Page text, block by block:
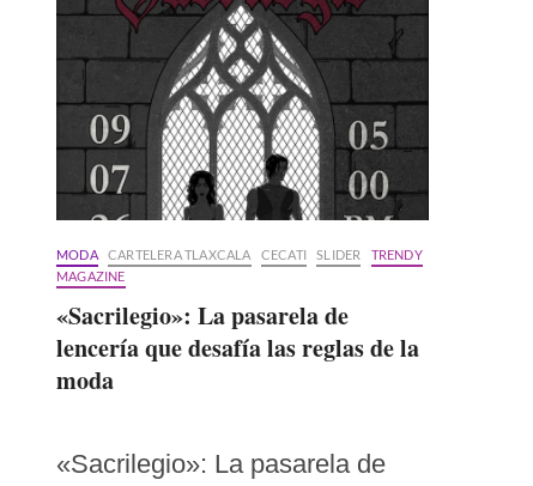
MODA CARTELERA TLAXCALA CECATI SLIDER
TRENDY
MAGAZINE
«Sacrilegio»: La pasarela de
lencería que desafía las reglas de la
moda
«Sacrilegio»: La pasarela de